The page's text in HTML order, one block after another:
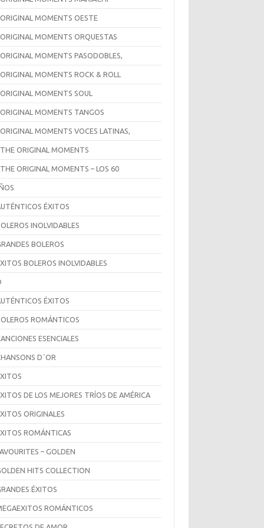
MOMENTS OESTE
MOMENTS ORQUESTAS
MOMENTS PASODOBLES,
MOMENTS ROCK & ROLL
MOMENTS SOUL
MOMENTS TANGOS
MOMENTS VOCES LATINAS,
ORIGINAL MOMENTS
ORIGINAL MOMENTS – LOS 60
ÉXITOS
INOLVIDABLES
BOLEROS
BOLEROS INOLVIDABLES
ÉXITOS
ROMÁNTICOS
ESENCIALES
D´OR
DE LOS MEJORES TRÍOS DE AMÉRICA
ORIGINALES
ROMÁNTICAS
– GOLDEN
HITS COLLECTION
ÉXITOS
ROMÁNTICOS